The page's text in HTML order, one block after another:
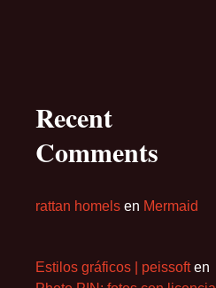
Recent
Comments
rattan homels en Mermaid
Estilos gráficos | peissoften